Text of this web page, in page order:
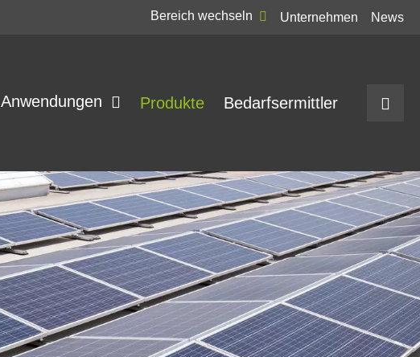
Bereich wechseln Unternehmen News
Anwendungen Produkte Bedarfsermittler